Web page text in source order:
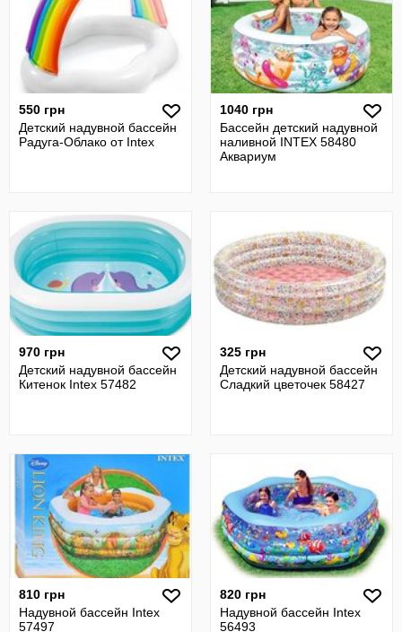
550 грн
Детский надувной бассейн
Радуга-Облако от Intex
1040 грн
Бассейн детский надувной
наливной INTEX 58480
Аквариум
970 грн
Детский надувной бассейн
Китенок Intex 57482
325 грн
Детский надувной бассейн
Сладкий цветочек 58427
810 грн
Надувной бассейн Intex
57497
820 грн
Надувной бассейн Intex
56493